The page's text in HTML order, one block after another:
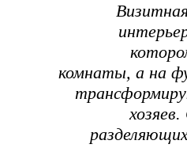
комнаты, а на